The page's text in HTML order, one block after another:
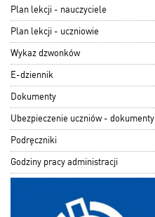
Plan lekcji - nauczyciele
Plan lekcji - uczniowie
Wykaz dzwonków
E-dziennik
Dokumenty
Ubezpieczenie uczniów - dokumenty
Podręczniki
Godziny pracy administracji